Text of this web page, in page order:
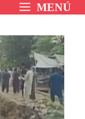
MENÚ